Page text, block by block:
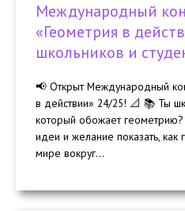
Международный
«Геометрия в
школьников и
📢 Открыт Международный
в действии» 24/25! 📐 📚 Ты
который обожает геометрию?
идеи и желание показать, как
мире вокруг...